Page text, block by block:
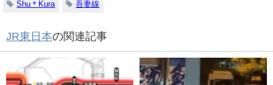
Shu＊Kura 吾妻線
JR東日本の関連記事